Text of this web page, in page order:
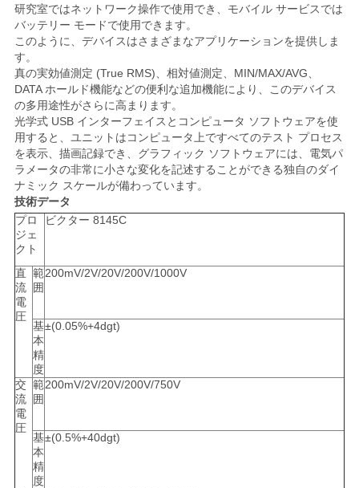
ニ
ュ
ー
ス
場
合
地
図
PRIVACY
POLICY
研究室ではネットワーク操作で使用でき、モバイル サービスでは
バッテリー モードで使用できます。
このように、デバイスはさまざまなアプリケーションを提供しま
す。
真の実効値測定 (True RMS)、相対値測定、MIN/MAX/AVG、
DATA ホールド機能などの便利な追加機能により、このデバイス
の多用途性がさらに高まります。
光学式 USB インターフェイスとコンピュータ ソフトウェアを使
用すると、ユニットはコンピュータ上ですべてのテスト プロセス
を表示、描画記録でき、グラフィック ソフトウェアには、電気パ
ラメータの非常に小さな変化を記述することができる独自のダイ
ナミック スケールが備わっています。
技術データ
プロ
ジェ
クト
ビクター 8145C
直
流
電
圧
範
囲
200mV/2V/20V/200V/1000V
基
本
精
度
±(0.05%+4dgt)
交
流
電
圧
範
囲
200mV/2V/20V/200V/750V
基
本
精
度
±(0.5%+40dgt)